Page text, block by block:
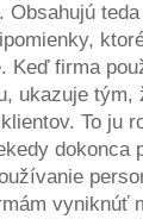
Obsahujú
Keď firma
ukazuje tým,
To ju
dokonca
vyniknúť